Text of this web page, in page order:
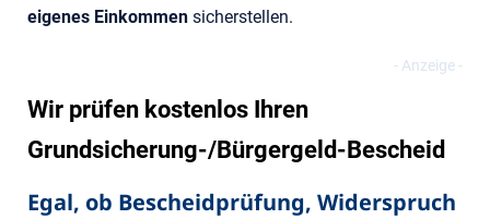
eigenes Einkommen sicherstellen.
Wir prüfen kostenlos Ihren
Grundsicherung-/Bürgergeld-Bescheid
Egal, ob Bescheidprüfung, Widerspruch